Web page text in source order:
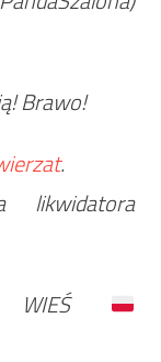
Brawo!
.
WIEŚ